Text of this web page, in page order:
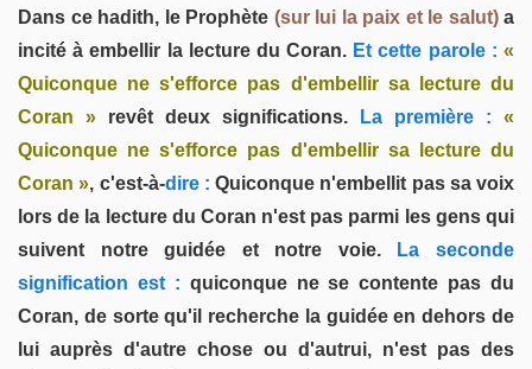
Dans ce hadith, le Prophète (sur lui la paix et le salut)a
incité à embellir la lecture du Coran. Et cette parole : «
Quiconque ne s'efforce pas d'embellir sa lecture du
Coran » revêt deux significations. La première :
«
Quiconque ne s'efforce pas d'embellir sa lecture du
Coran », c'est-à-dire : Quiconque n'embellit pas sa voix
lors de la lecture du Coran n'est pas parmi les gens qui
suivent notre guidée et notre voie.La seconde
signification est : quiconque ne se contente pas du
Coran, de sorte qu'il recherche la guidée en dehors de
lui auprès d'autre chose ou d'autrui, n'est pas des